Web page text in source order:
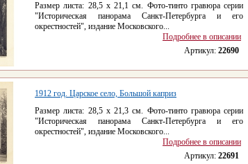
Размер листа: 28,5 x 21,1 см. Фото-тинто гравюра серии
"Историческая панорама Санкт-Петербурга и его
окрестностей", издание Московского...
Подробнее в описании
Артикул: 22690
1912 год. Царское село, Большой каприз
Размер листа: 28,5 x 21,3 см. Фото-тинто гравюра серии
"Историческая панорама Санкт-Петербурга и его
окрестностей", издание Московского...
Подробнее в описании
Артикул: 22691